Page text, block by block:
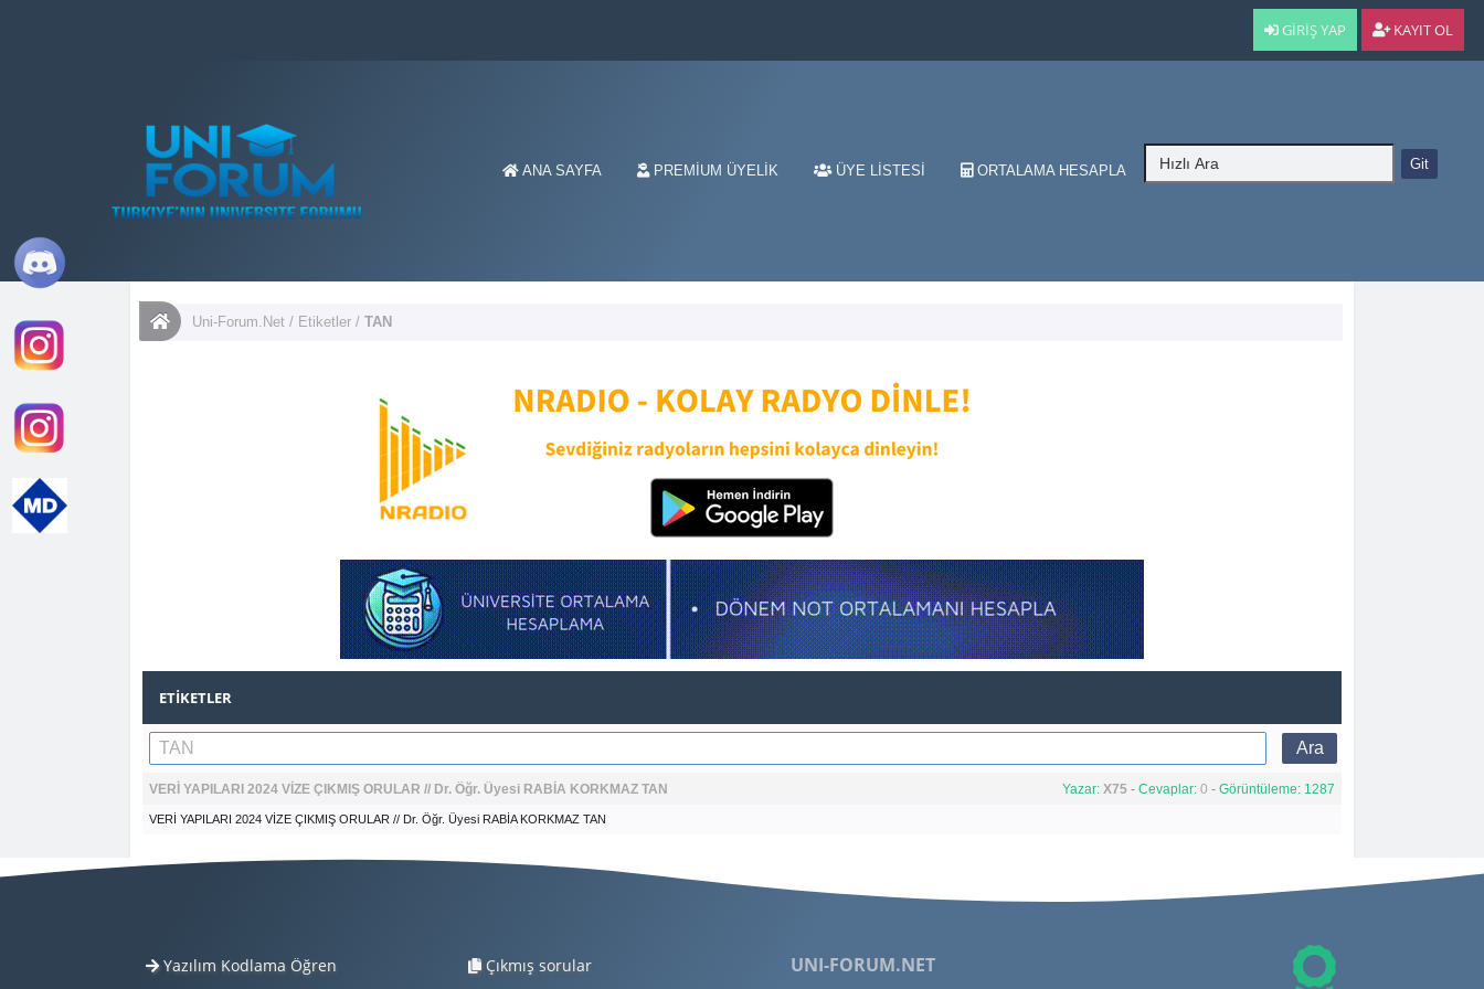
GIRIŞ YAP KAYIT OL
ANA SAYFA PREMIUM ÜYELIK ÜYE LISTESI ORTALAMA HESAPLA
Uni-Forum.Net/ Etiketler / TAN
ETIKETLER
Yazar: X75 - Cevaplar: 0 - Görüntüleme: 1287
VERİ YAPILARI 2024 VİZE ÇIKMIŞ ORULAR // Dr. Öğr. Üyesi RABİA KORKMAZ TAN
VERİ YAPILARI 2024 VİZE ÇIKMIŞ ORULAR // Dr. Öğr. Üyesi RABİA KORKMAZ TAN
Yazılım Kodlama Öğren Çıkmış sorular UNI-FORUM.NET